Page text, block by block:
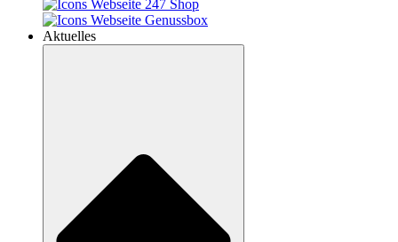
Aktuelles